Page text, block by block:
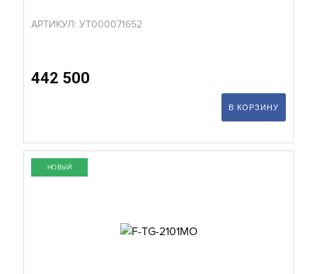
АРТИКУЛ: УТ000071652
442 500
В КОРЗИНУ
НОВЫЙ